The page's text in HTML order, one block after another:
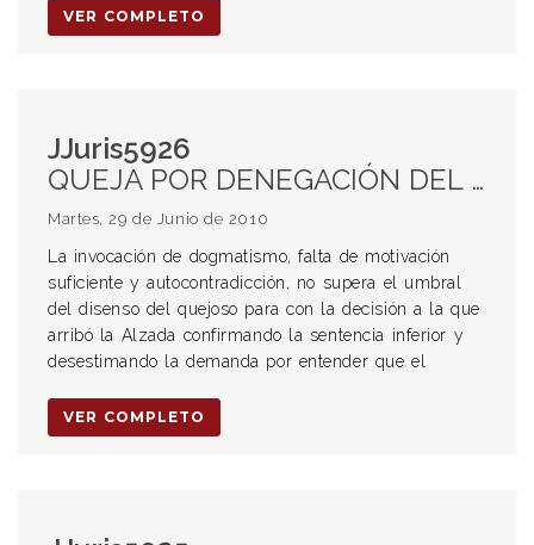
VER COMPLETO
JJuris5926
QUEJA POR DENEGACIÓN DEL RECURSO DE INCONSTITUCIONALIDAD. INADMISIBILIDAD. INSUFICIENCIA DEL AGRAVIO. CONTRATO DE TRABAJO. CONVENIO COLECTIVO DE TRABAJO. Asignaciones no remunerativas. Decretos de necesidad y urgencia. DNU 392/03.
Martes, 29 de Junio de 2010
La invocación de dogmatismo, falta de motivación
suficiente y autocontradicción, no supera el umbral
del disenso del quejoso para con la decisión a la que
arribó la Alzada confirmando la sentencia inferior y
desestimando la demanda por entender que el
VER COMPLETO